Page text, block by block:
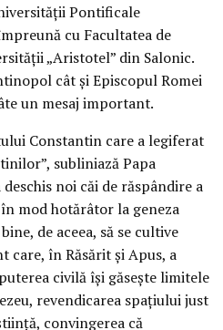
Pontificale
cu Facultatea de
„Aristotel” din Salonic.
cât şi Episcopul Romei
un mesaj important.
Constantin care a legiferat
subliniază Papa
noi căi de răspândire a
mod hotărâtor la geneza
de aceea, să se cultive
care, în Răsărit şi Apus, a
civilă îşi găseşte limitele
revendicarea spaţiului just
convingerea că